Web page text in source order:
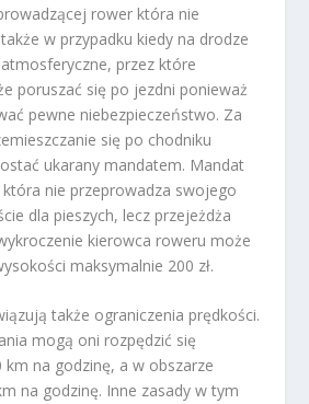
rower która nie
w przypadku kiedy na drodze
przez które
poruszać się po jezdni ponieważ
pewne niebezpieczeństwo. Za
się po chodniku
ukarany mandatem. Mandat
nie przeprowadza swojego
dla pieszych, lecz przejeżdża
kierowca roweru może
maksymalnie 200 zł.
także ograniczenia prędkości.
mogą oni rozpędzić się
km na godzinę, a w obszarze
na godzinę. Inne zasady w tym